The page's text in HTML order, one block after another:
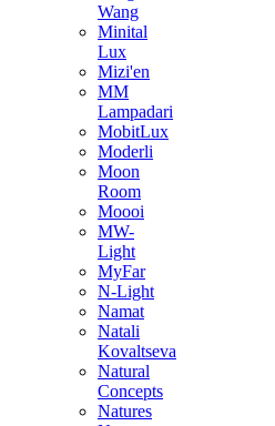
Wang
Minital
Lux
Mizi'en
MM
Lampadari
MobitLux
Moderli
Moon
Room
Moooi
MW-
Light
MyFar
N-Light
Namat
Natali
Kovaltseva
Natural
Concepts
Natures